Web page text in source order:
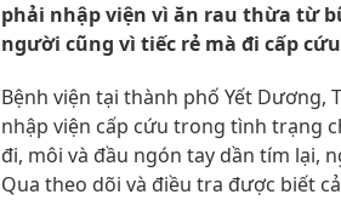
phải nhập viện vì ăn rau thừa từ
người cũng vì tiếc rẻ mà đi cấp
Bệnh viện tại thành phố Yết
nhập viện cấp cứu trong tình trạng
đi, môi và đầu ngón tay dần tím lại,
Qua theo dõi và điều tra được biết